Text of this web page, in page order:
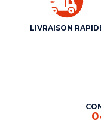
LIVRAISON